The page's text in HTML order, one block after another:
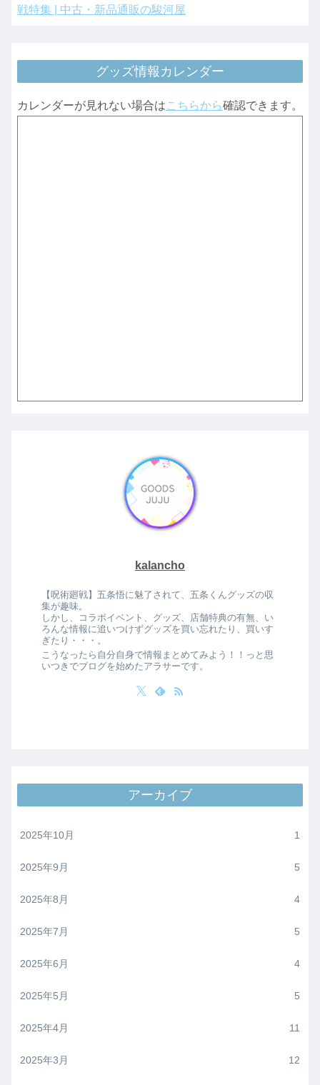
戦特集 | 中古・新品通販の駿河屋
グッズ情報カレンダー
カレンダーが見れない場合はこちらから確認できます。
kalancho
【呪術廻戦】五条悟に魅了されて、五条くんグッズの収
集が趣味。
しかし、コラボイベント、グッズ、店舗特典の有無、い
ろんな情報に追いつけずグッズを買い忘れたり、買いす
ぎたり・・・。
こうなったら自分自身で情報まとめてみよう！！っと思
いつきでブログを始めたアラサーです。
アーカイブ
2025年10月 1
2025年9月 5
2025年8月 4
2025年7月 5
2025年6月 4
2025年5月 5
2025年4月 11
2025年3月 12